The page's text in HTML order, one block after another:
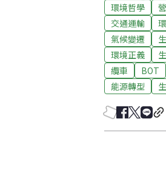
環境哲學
交通運輸
氣候變遷
環境正義
纜車
BOT
能源轉型